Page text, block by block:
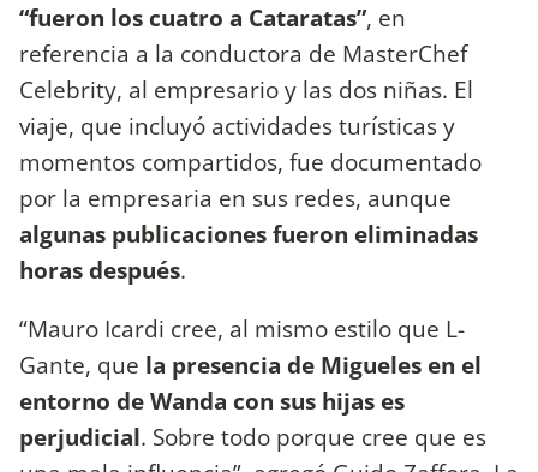
“fueron los cuatro a Cataratas”, en
referencia a la conductora de MasterChef
Celebrity, al empresario y las dos niñas. El
viaje, que incluyó actividades turísticas y
momentos compartidos, fue documentado
por la empresaria en sus redes, aunque
algunas publicaciones fueron eliminadas
horas después.
“Mauro Icardi cree, al mismo estilo que L-
Gante, que la presencia de Migueles en el
entorno de Wanda con sus hijas es
perjudicial. Sobre todo porque cree que es